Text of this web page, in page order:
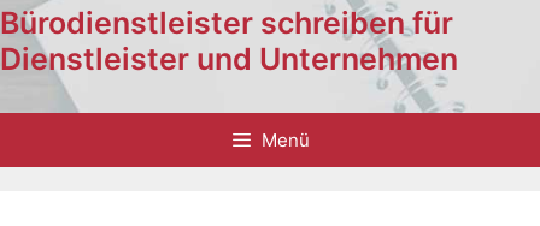
Bürodienstleister schreiben für
Dienstleister und Unternehmen
Menü